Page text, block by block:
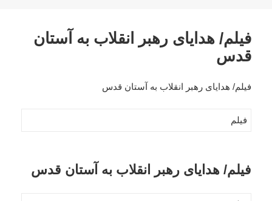
فیلم/ هدایای رهبر انقلاب به آستان
قدس
فیلم/ هدایای رهبر انقلاب به آستان قدس
فیلم
فیلم/ هدایای رهبر انقلاب به آستان قدس